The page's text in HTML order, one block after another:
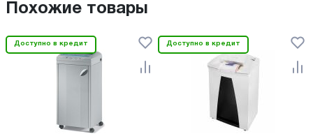
Похожие товары
Доступно в кредит Доступно в кредит